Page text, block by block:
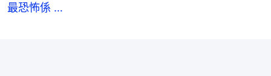
最恐怖係 …